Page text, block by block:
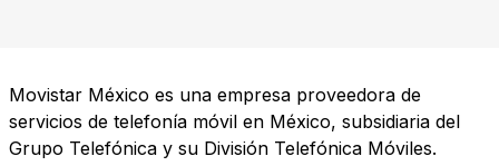
Movistar México es una empresa proveedora de
servicios de telefonía móvil en México, subsidiaria del
Grupo Telefónica y su División Telefónica Móviles.